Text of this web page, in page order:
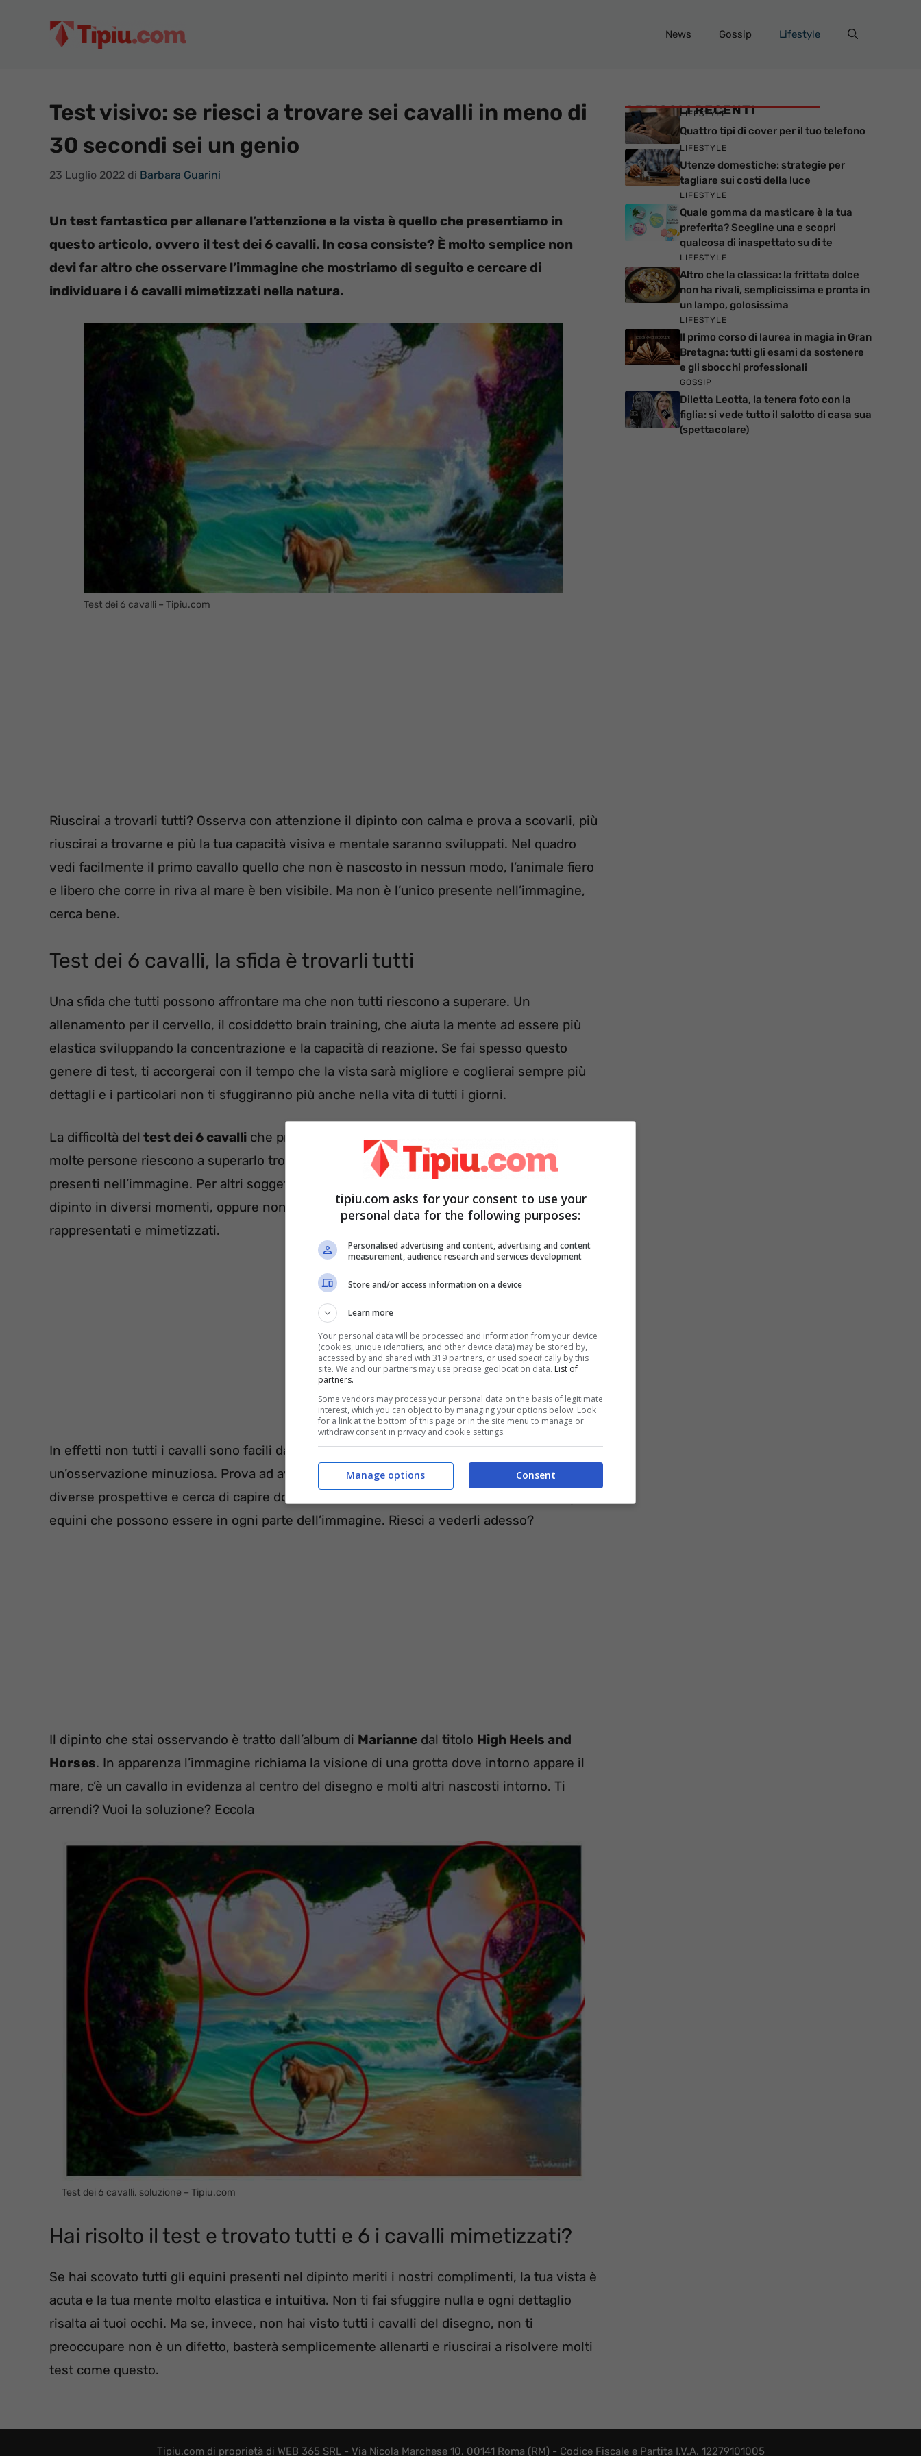
News Gossip Lifestyle
Test visivo: se riesci a trovare sei cavalli in meno di
30 secondi sei un genio
23 Luglio 2022 di Barbara Guarini
Un test fantastico per allenare l’attenzione e la vista è quello che presentiamo in
questo articolo, ovvero il test dei 6 cavalli. In cosa consiste? È molto semplice non
devi far altro che osservare l’immagine che mostriamo di seguito e cercare di
individuare i 6 cavalli mimetizzati nella natura.
Test dei 6 cavalli – Tipiu.com
Riuscirai a trovarli tutti? Osserva con attenzione il dipinto con calma e prova a scovarli, più
riuscirai a trovarne e più la tua capacità visiva e mentale saranno sviluppati. Nel quadro
vedi facilmente il primo cavallo quello che non è nascosto in nessun modo, l’animale fiero
e libero che corre in riva al mare è ben visibile. Ma non è l’unico presente nell’immagine,
cerca bene.
Test dei 6 cavalli, la sfida è trovarli tutti
Una sfida che tutti possono affrontare ma che non tutti riescono a superare. Un
allenamento per il cervello, il cosiddetto brain training, che aiuta la mente ad essere più
elastica sviluppando la concentrazione e la capacità di reazione. Se fai spesso questo
genere di test, ti accorgerai con il tempo che la vista sarà migliore e coglierai sempre più
dettagli e i particolari non ti sfuggiranno più anche nella vita di tutti i giorni.
La difficoltà del test dei 6 cavalli che presentiamo in questo articolo è di livello medio e
molte persone riescono a superarlo trovando, più o meno facilmente, tutti i 6 cavalli
presenti nell’immagine. Per altri soggetti ci può volere più tempo, magari serve guardare il
dipinto in diversi momenti, oppure non riescono proprio a individuare tutti gli animali
rappresentati e mimetizzati.
In effetti non tutti i cavalli sono facili da vedere a prima vista talvolta ci vuole
un’osservazione minuziosa. Prova ad avvicinare e allontanare il dipinto, guardalo da
diverse prospettive e cerca di capire dove si trovano e come sono stati rappresentati gli
equini che possono essere in ogni parte dell’immagine. Riesci a vederli adesso?
Il dipinto che stai osservando è tratto dall’album di Marianne dal titolo High Heels and
Horses. In apparenza l’immagine richiama la visione di una grotta dove intorno appare il
mare, c’è un cavallo in evidenza al centro del disegno e molti altri nascosti intorno. Ti
arrendi? Vuoi la soluzione? Eccola
Test dei 6 cavalli, soluzione – Tipiu.com
Hai risolto il test e trovato tutti e 6 i cavalli mimetizzati?
Se hai scovato tutti gli equini presenti nel dipinto meriti i nostri complimenti, la tua vista è
acuta e la tua mente molto elastica e intuitiva. Non ti fai sfuggire nulla e ogni dettaglio
risalta ai tuoi occhi. Ma se, invece, non hai visto tutti i cavalli del disegno, non ti
preoccupare non è un difetto, basterà semplicemente allenarti e riuscirai a risolvere molti
test come questo.
ARTICOLI RECENTI
LIFESTYLE
Quattro tipi di cover per il tuo telefono
LIFESTYLE
Utenze domestiche: strategie per
tagliare sui costi della luce
LIFESTYLE
Quale gomma da masticare è la tua
preferita? Scegline una e scopri
qualcosa di inaspettato su di te
LIFESTYLE
Altro che la classica: la frittata dolce
non ha rivali, semplicissima e pronta in
un lampo, golosissima
LIFESTYLE
Il primo corso di laurea in magia in Gran
Bretagna: tutti gli esami da sostenere
e gli sbocchi professionali
GOSSIP
Diletta Leotta, la tenera foto con la
figlia: si vede tutto il salotto di casa sua
(spettacolare)
Tipiu.com di proprietà di WEB 365 SRL - Via Nicola Marchese 10, 00141 Roma (RM) - Codice Fiscale e Partita I.V.A. 12279101005
tipiu.com asks for your consent to use your
personal data for the following purposes:
Personalised advertising and content, advertising and content
measurement, audience research and services development
Store and/or access information on a device
Learn more
Your personal data will be processed and information from your device
(cookies, unique identifiers, and other device data) may be stored by,
accessed by and shared with 319 partners, or used specifically by this
site. We and our partners may use precise geolocation data. List of
partners.
Some vendors may process your personal data on the basis of legitimate
interest, which you can object to by managing your options below. Look
for a link at the bottom of this page or in the site menu to manage or
withdraw consent in privacy and cookie settings.
Consent
Manage options